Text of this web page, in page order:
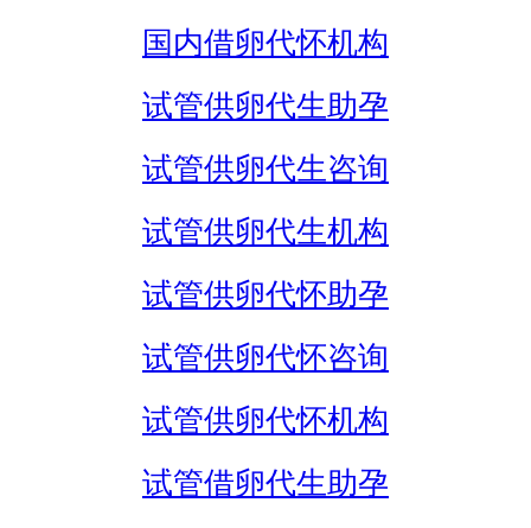
国内借卵代怀机构
试管供卵代生助孕
试管供卵代生咨询
试管供卵代生机构
试管供卵代怀助孕
试管供卵代怀咨询
试管供卵代怀机构
试管借卵代生助孕